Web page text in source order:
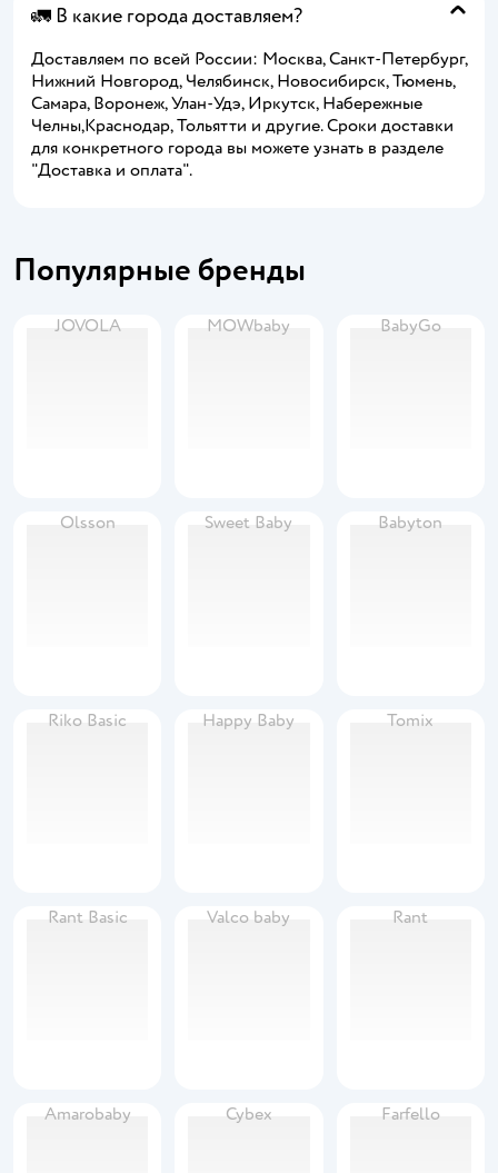
🚛 В какие города доставляем?
Доставляем по всей России: Москва, Санкт-Петербург,
Нижний Новгород, Челябинск, Новосибирск, Тюмень,
Самара, Воронеж, Улан-Удэ, Иркутск, Набережные
Челны,Краснодар, Тольятти и другие. Сроки доставки
для конкретного города вы можете узнать в разделе
"Доставка и оплата".
Популярные бренды
JOVOLA MOWbaby BabyGo
Olsson Sweet Baby Babyton
Riko Basic Happy Baby Tomix
Rant Basic Valco baby Rant
Amarobaby Cybex Farfello